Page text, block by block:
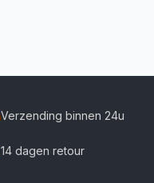
Verzending binnen 24u
14 dagen retour